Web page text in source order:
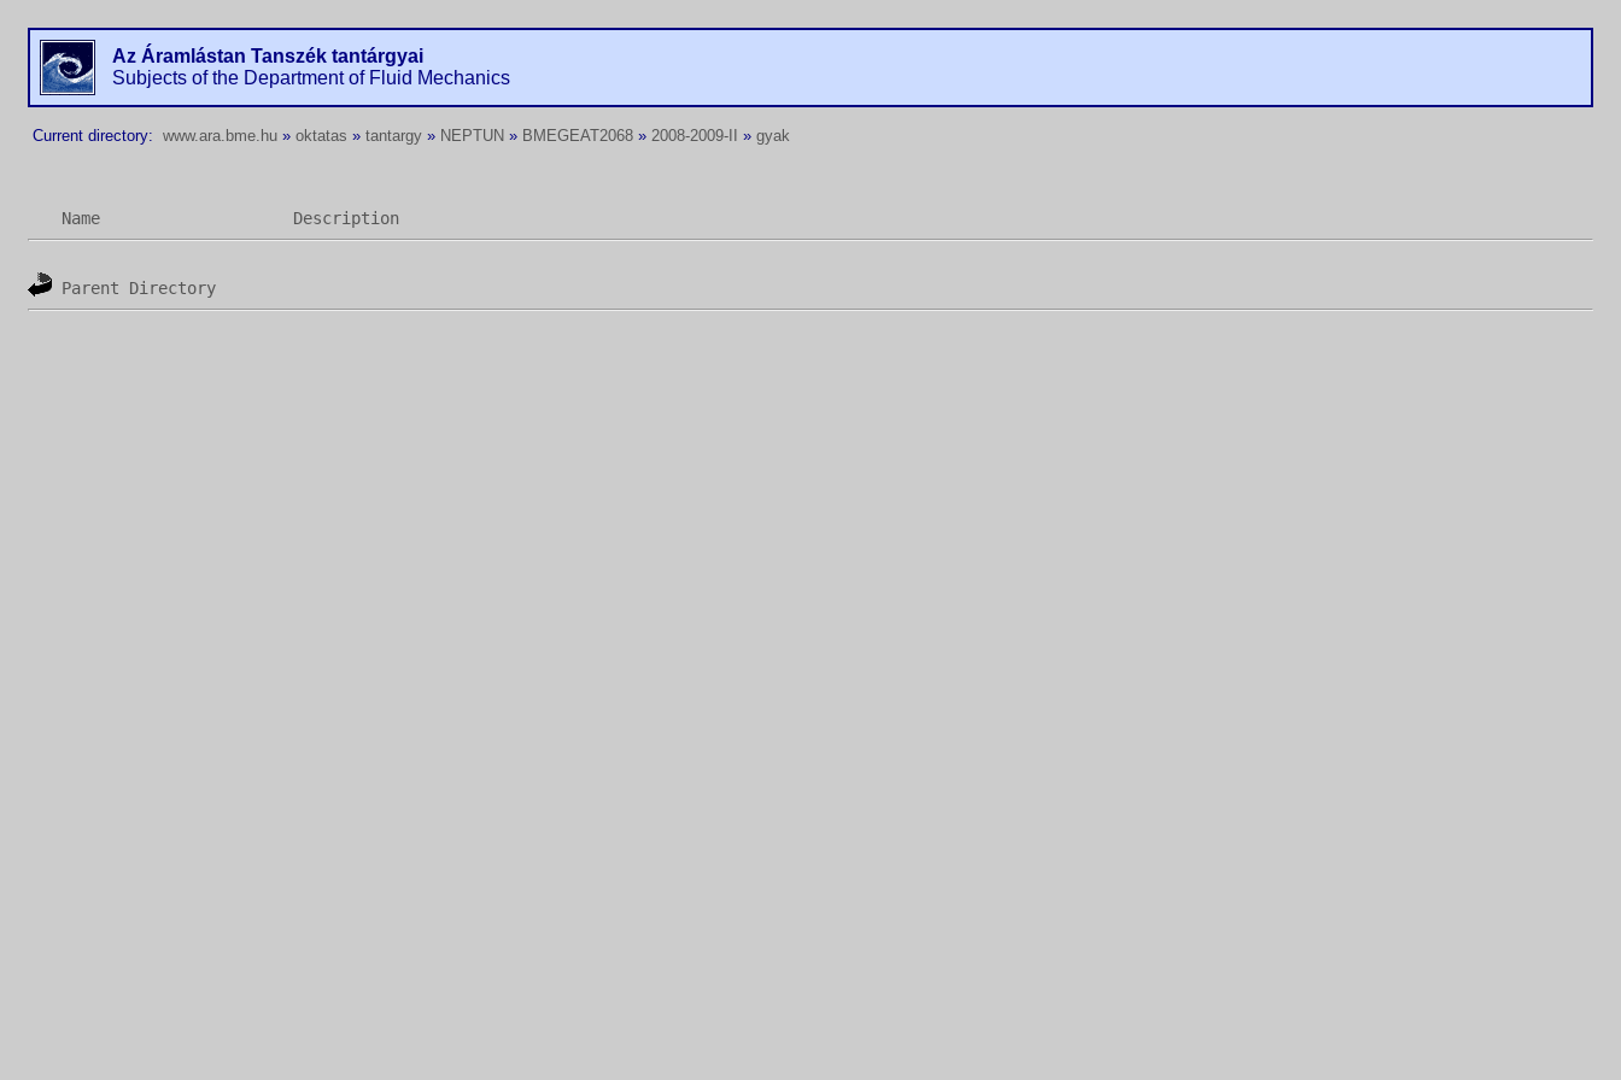
Az Áramlástan Tanszék tantárgyai
Subjects of the Department of Fluid Mechanics
Current directory: www.ara.bme.hu » oktatas » tantargy » NEPTUN » BMEGEAT2068 » 2008-2009-II » gyak
Name Description
Parent Directory